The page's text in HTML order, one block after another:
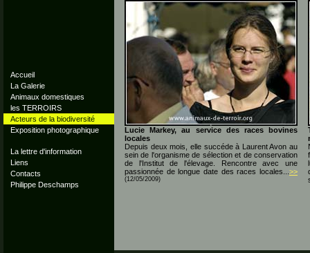
Accueil
La Galerie
Animaux domestiques
les TERROIRS
Acteurs de la biodiversité
Exposition photographique
La lettre d'information
Liens
Contacts
Philippe Deschamps
Lucie Markey, au service des races bovines
locales
Depuis deux mois, elle succéde à Laurent Avon au
sein de l'organisme de sélection et de conservation
de l'Institut de l'élevage. Rencontre avec une
passionnée de longue date des races locales... >>
(12/05/2009)